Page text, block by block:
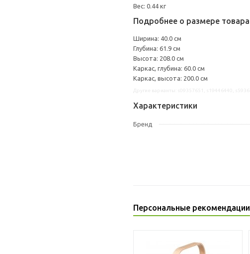
Вес: 0.44 кг
Подробнее о размере товара
Ширина: 40.0 см
Глубина: 61.9 см
Высота: 208.0 см
Каркас, глубина: 60.0 см
Каркас, высота: 200.0 см
Характеристики
Бренд
Персональные рекомендации